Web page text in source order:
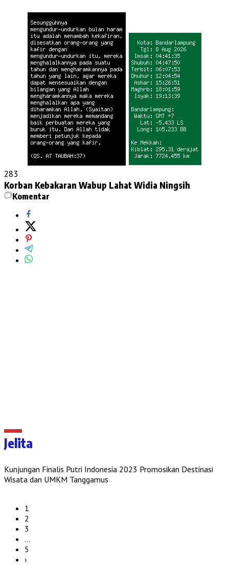
283
Korban Kebakaran Wabup Lahat Widia Ningsih
Komentar
Jelita
Kunjungan Finalis Putri Indonesia 2023 Promosikan Destinasi
Wisata dan UMKM Tanggamus
1
2
3
…
5
›